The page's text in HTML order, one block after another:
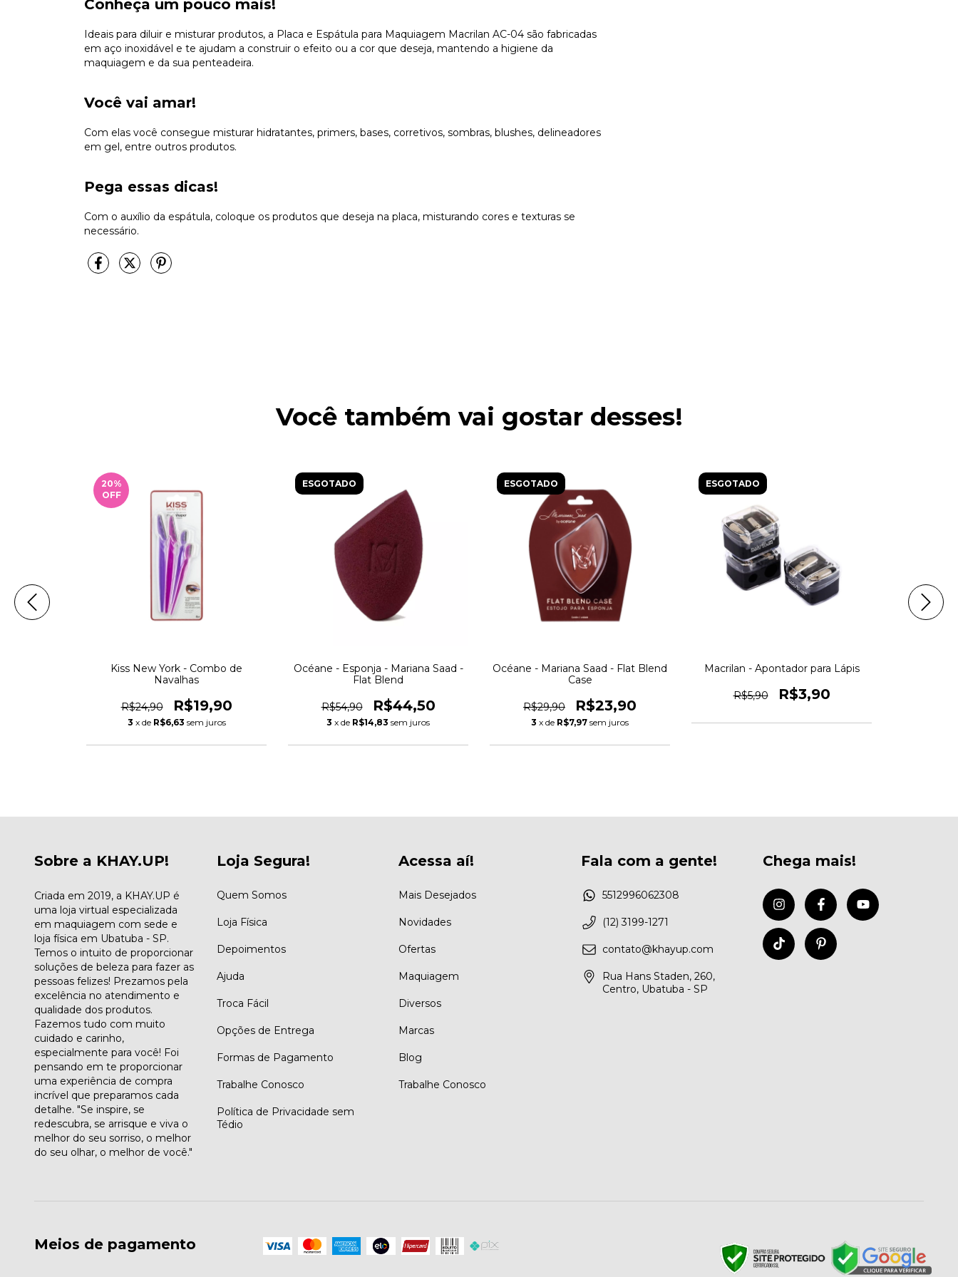
Conheça um pouco mais!
Ideais para diluir e misturar produtos, a Placa e Espátula para Maquiagem Macrilan AC-04 são fabricadas
em aço inoxidável e te ajudam a construir o efeito ou a cor que deseja, mantendo a higiene da
maquiagem e da sua penteadeira.
Você vai amar!
Com elas você consegue misturar hidratantes, primers, bases, corretivos, sombras, blushes, delineadores
em gel, entre outros produtos.
Pega essas dicas!
Com o auxílio da espátula, coloque os produtos que deseja na placa, misturando cores e texturas se
necessário.
Você também vai gostar desses!
20%
OFF
Kiss New York - Combo de
Navalhas
R$24,90 R$19,90
3 x de R$6,63 sem juros
ESGOTADO
Océane - Esponja - Mariana Saad -
Flat Blend
R$54,90 R$44,50
3 x de R$14,83 sem juros
ESGOTADO
Océane - Mariana Saad - Flat Blend
Case
R$29,90 R$23,90
3 x de R$7,97 sem juros
ESGOTADO
Macrilan - Apontador para Lápis
R$5,90 R$3,90
Sobre a KHAY.UP!
Criada em 2019, a KHAY.UP é
uma loja virtual especializada
em maquiagem com sede e
loja física em Ubatuba - SP.
Temos o intuito de proporcionar
soluções de beleza para fazer as
pessoas felizes! Prezamos pela
excelência no atendimento e
qualidade dos produtos.
Fazemos tudo com muito
cuidado e carinho,
especialmente para você! Foi
pensando em te proporcionar
uma experiência de compra
incrível que preparamos cada
detalhe. "Se inspire, se
redescubra, se arrisque e viva o
melhor do seu sorriso, o melhor
do seu olhar, o melhor de você."
Loja Segura!
Quem Somos
Loja Física
Depoimentos
Ajuda
Troca Fácil
Opções de Entrega
Formas de Pagamento
Trabalhe Conosco
Política de Privacidade sem
Tédio
Acessa aí!
Mais Desejados
Novidades
Ofertas
Maquiagem
Diversos
Marcas
Blog
Trabalhe Conosco
Fala com a gente!
5512996062308
(12) 3199-1271
contato@khayup.com
Rua Hans Staden, 260,
Centro, Ubatuba - SP
Chega mais!
Meios de pagamento